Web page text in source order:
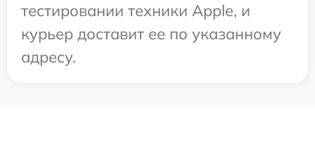
тестировании техники Apple, и
курьер доставит ее по указанному
адресу.